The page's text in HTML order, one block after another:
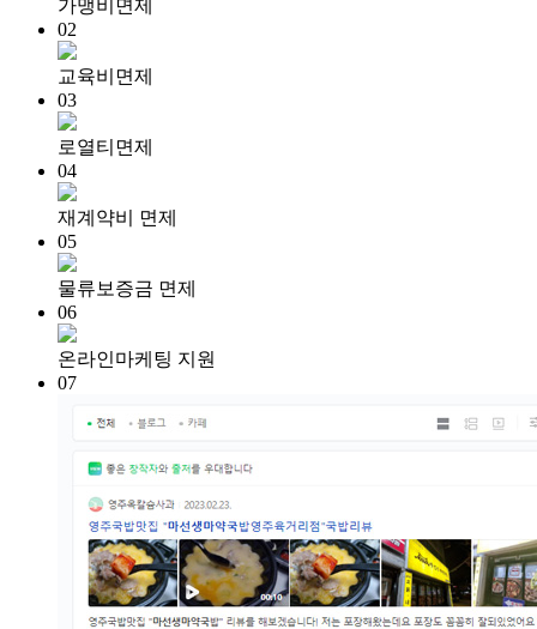
가맹비면제
02
교육비면제
03
로열티면제
04
재계약비 면제
05
물류보증금 면제
06
온라인마케팅 지원
07